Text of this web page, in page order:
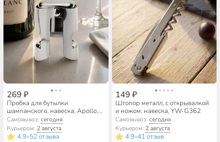
269 ₽
Пробка для бутылки
шампанского, навеска, Apollo,
Rioja, Rio01
Самовывоз:сегодня
Курьером: 2 августа
4.9•52 отзыва
149 ₽
Штопор металл, с открывалкой
и ножом, навеска, YW-G362
Самовывоз: сегодня
Курьером: 2 августа
4.9•41 отзыв